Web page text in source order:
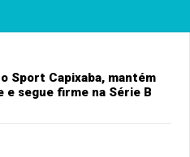
Sport Capixaba, mantém
e segue firme na Série B